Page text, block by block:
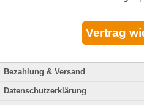
Bezahlung & Versand
Datenschutzerklärung